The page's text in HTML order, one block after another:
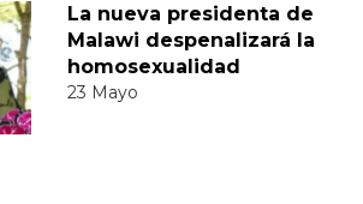
La nueva presidenta de
Malawi despenalizará la
homosexualidad
23 Mayo